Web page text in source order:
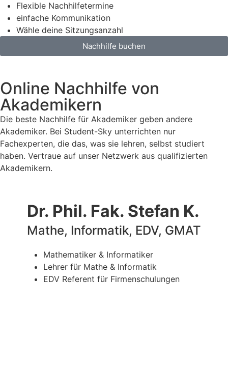
Flexible Nachhilfetermine
einfache Kommunikation
Wähle deine Sitzungsanzahl
Nachhilfe buchen
Online Nachhilfe von
Akademikern
Die beste Nachhilfe für Akademiker geben andere
Akademiker. Bei Student-Sky unterrichten nur
Fachexperten, die das, was sie lehren, selbst studiert
haben. Vertraue auf unser Netzwerk aus qualifizierten
Akademikern.
Dr. Phil. Fak. Stefan K.
Mathe, Informatik, EDV, GMAT
Mathematiker & Informatiker
Lehrer für Mathe & Informatik
EDV Referent für Firmenschulungen